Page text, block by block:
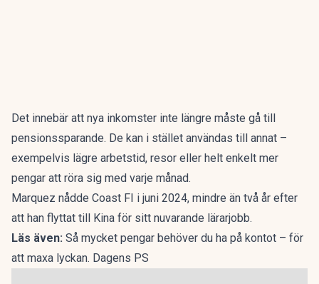
Det innebär att nya inkomster inte längre måste gå till
pensionssparande. De kan i stället användas till annat –
exempelvis lägre arbetstid, resor eller helt enkelt mer
pengar att röra sig med varje månad.
Marquez nådde Coast FI i juni 2024, mindre än två år efter
att han flyttat till Kina för sitt nuvarande lärarjobb.
Läs även: Så mycket pengar behöver du ha på kontot – för
att maxa lyckan. Dagens PS